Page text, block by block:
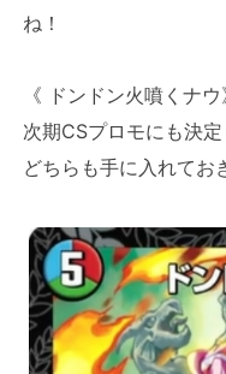
ね！
《 ドンドン火噴くナ
次期CSプロモにも決
どちらも手に入れてお